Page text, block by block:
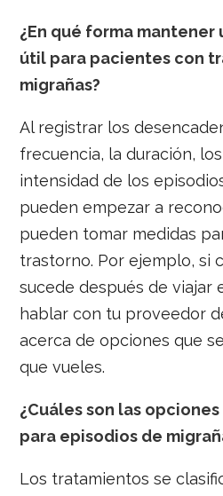
¿En qué forma mantener
útil para pacientes con
migrañas?
Al registrar los
frecuencia, la duración,
intensidad de los
pueden empezar a
pueden tomar medidas
trastorno. Por ejemplo, si
sucede después de viajar
hablar con tu proveedor
acerca de opciones que
que vueles.
¿Cuáles son las
para episodios de
Los tratamientos se